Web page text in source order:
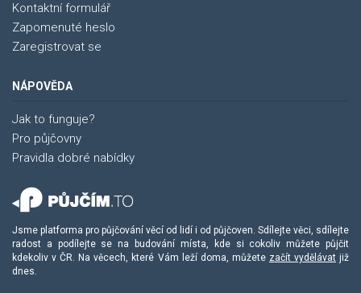
Kontaktní formulář
Zapomenuté heslo
Zaregistrovat se
NÁPOVĚDA
Jak to funguje?
Pro půjčovny
Pravidla dobré nabídky
Jsme platforma pro půjčování věcí od lidí i od půjčoven. Sdílejte věci, sdílejte
radost a podílejte se na budování místa, kde si cokoliv můžete půjčit
kdekoliv v ČR. Na věcech, které Vám leží doma, můžete začít vydělávatjiž
dnes.